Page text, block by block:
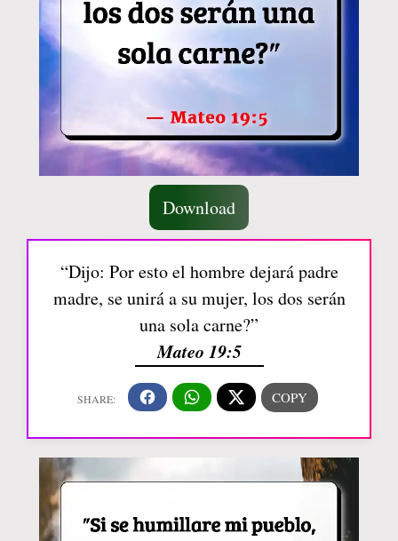
Download
“Dijo: Por esto el hombre dejará padre
madre, se unirá a su mujer, los dos serán
una sola carne?”
Mateo 19:5